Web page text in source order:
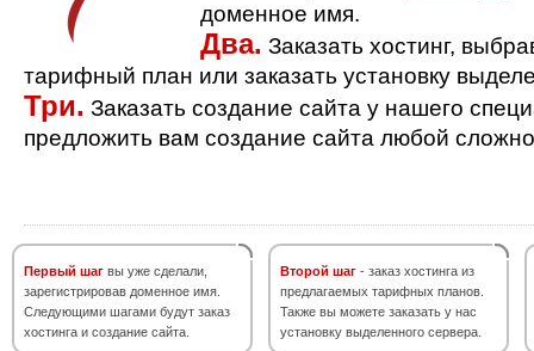
доменное имя.
Два. Заказать хостинг,
тарифный план или заказать установку
Три. Заказать создание сайта у нашего
предложить вам создание сайта любой
Первый шаг вы уже сделали,
зарегистрировав доменное имя.
Следующими шагами будут заказ
хостинга и создание сайта.
Второй шаг - заказ хостинга из
предлагаемых тарифных планов.
Также вы можете заказать у нас
установку выделенного сервера.